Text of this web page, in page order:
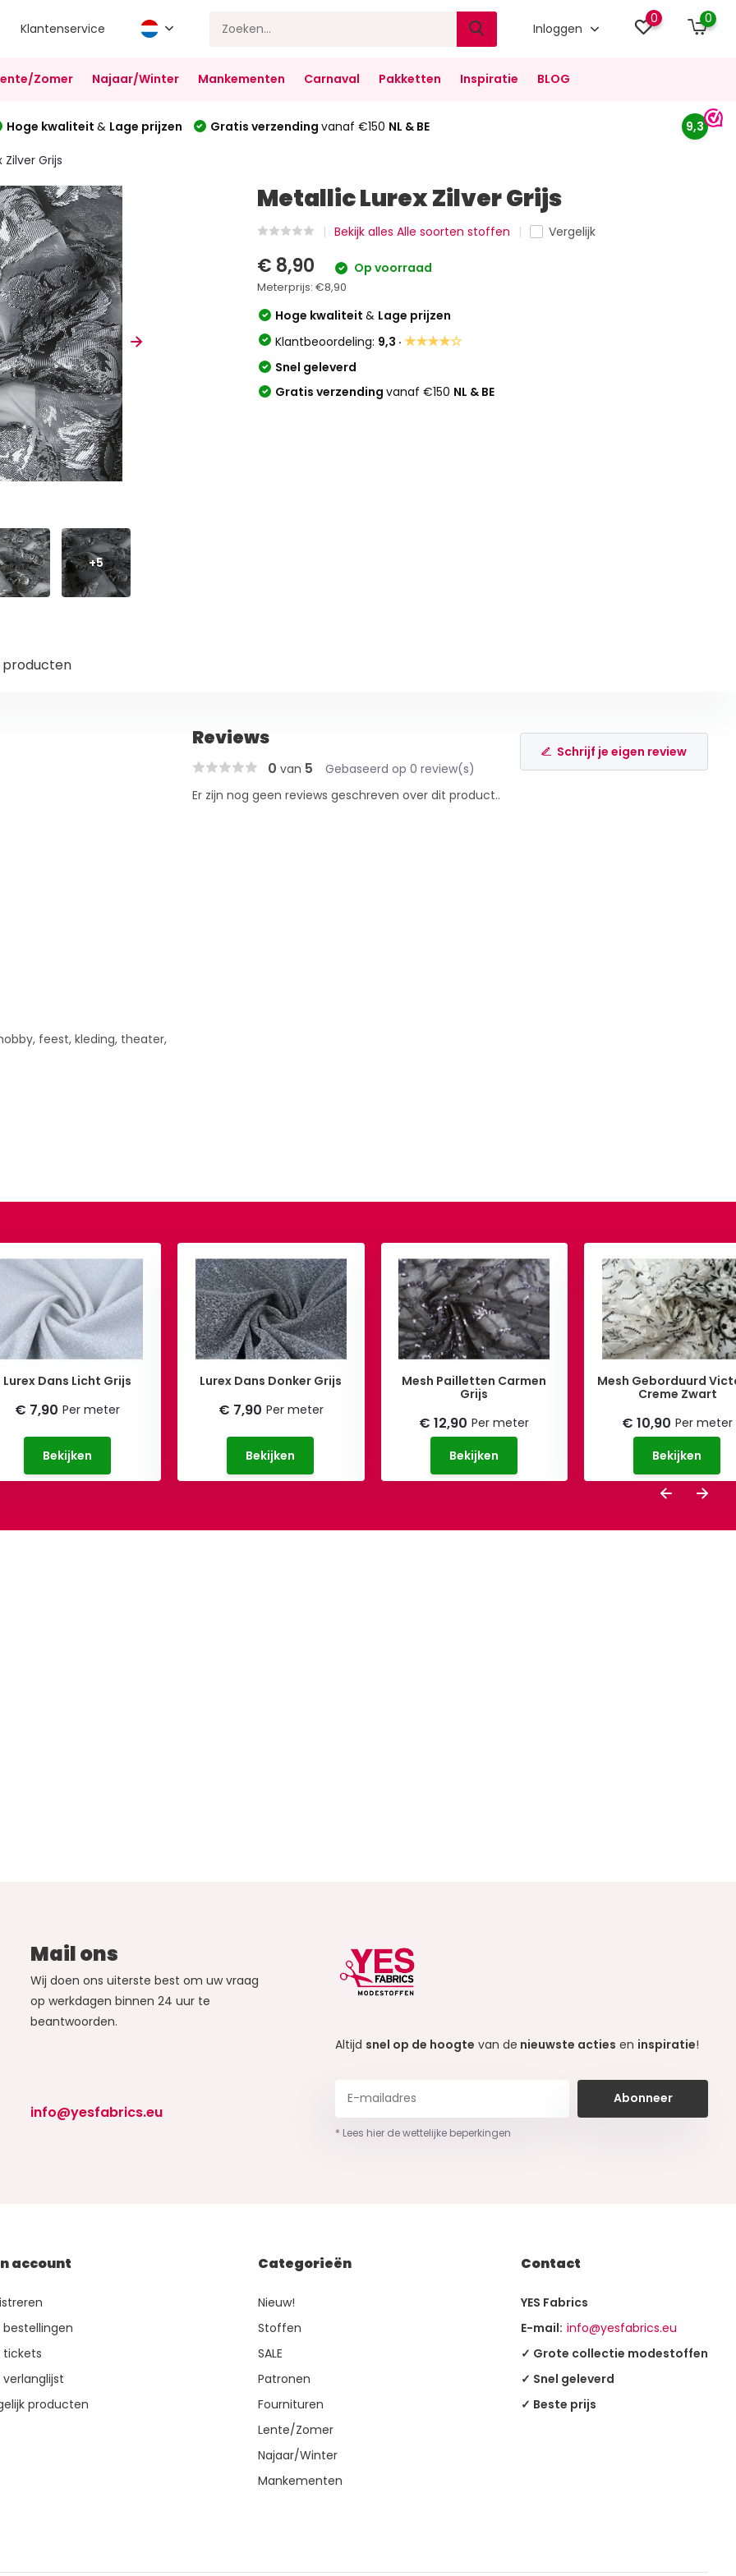
Klantenservice Inloggen
0 0
Zomer Najaar/Winter Mankementen Carnaval Pakketten Inspiratie BLOG
Hoge kwaliteit & Lage prijzen Gratis verzending vanaf €150 NL & BE 9,3
Grijs
+5
Metallic Lurex Zilver Grijs
Bekijk alles Alle soorten stoffen Vergelijk
€ 8,90 Op voorraad
Meterprijs:€8,90
Hoge kwaliteit& Lage prijzen
Klantbeoordeling: 9,3 ·★★★★☆
Snel geleverd
Gratis verzendingvanaf €150 NL & BE
feest, kleding, theater,
Reviews
0 van 5 Gebaseerd op 0 review(s)
Schrijf je eigen review
Er zijn nog geen reviews geschreven over dit product..
Lurex Dans Licht Grijs
€ 7,90 Per meter
Bekijken
Lurex Dans Donker Grijs
€ 7,90 Per meter
Bekijken
Mesh Pailletten Carmen
Grijs
€ 12,90 Per meter
Bekijken
Mesh Geborduurd
Creme Zwart
€ 10,90 Per meter
Bekijken
Mail ons
Wij doen ons uiterste best om uw vraag
op werkdagen binnen 24 uur te
beantwoorden.
info@yesfabrics.eu
Altijd snel op de hoogte van de nieuwste acties en inspiratie!
Abonneer
* Lees hier de wettelijke beperkingen
account
bestellingen
tickets
verlanglijst
producten
Categorieën
Nieuw!
Stoffen
SALE
Patronen
Fournituren
Lente/Zomer
Najaar/Winter
Mankementen
Contact
YES Fabrics
E-mail: info@yesfabrics.eu
✓ Grote collectie modestoffen
✓ Snel geleverd
✓ Beste prijs